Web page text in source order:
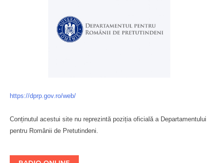
https://dprp.gov.ro/web/
Conținutul acestui site nu reprezintă poziția oficială a Departamentului
pentru Românii de Pretutindeni.